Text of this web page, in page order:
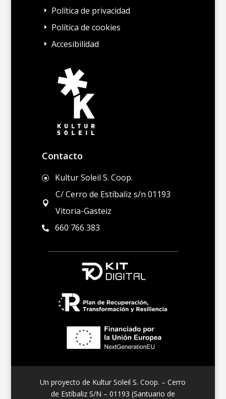
E Política de privacidad
E Política de cookies
E Accesibilidad
Contacto
] Kultur Soleil S. Coop.

C/ Cerro de Estíbaliz s/n 01193
Vitoria-Gasteiz
 660 766 383
Un proyecto de Kultur Soleil S. Coop. – Cerro
de Estíbaliz S/N – 01193 (Santuario de